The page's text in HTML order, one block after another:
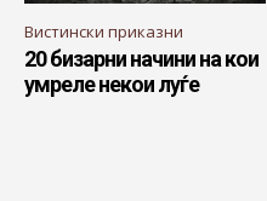
Вистински приказни
20 бизарни начини на кои
умреле некои луѓе